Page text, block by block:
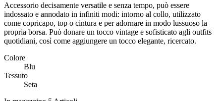
Accessorio decisamente versatile e senza tempo, può essere
indossato e annodato in infiniti modi: intorno al collo, utilizzato
come copricapo, top o cintura e per adornare in modo lussuoso la
propria borsa. Può donare un tocco vintage e sofisticato agli outfits
quotidiani, così come aggiungere un tocco elegante, ricercato.
Colore
Blu
Tessuto
Seta